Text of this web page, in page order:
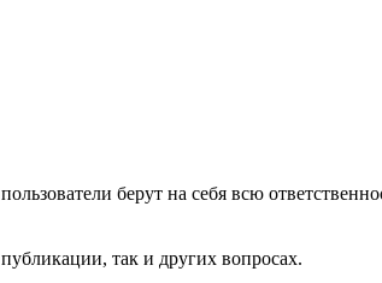
берут на себя всю
так и других вопросах.